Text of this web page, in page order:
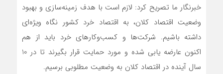
خبرنگار ما تصریح کرد: لازم است با هدف زمینه‌سازی و بهبود
وضعیت اقتصاد کلان، به اقتصاد خرد کشور نگاه ویژه‌ای
داشته باشیم. شرکت‌ها و کسب‌وکارهای خرد باید از هم
اکنون عارضه یابی شده و مورد حمایت قرار بگیرند تا در 10
سال آینده در اقتصاد کلان به وضعیت مطلوبی برسیم.